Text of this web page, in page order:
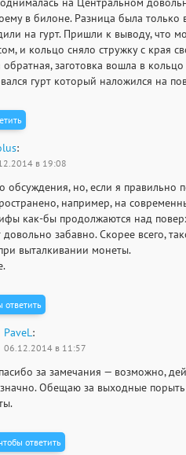
в билоне. Разница была только
на гурт. Пришли к выводу, что
и кольцо сняло стружку с края
заготовка вошла в
гурт который наложился на
:
в 19:08
обсуждения, но, если я правильно
например, на
как-бы продолжаются над
довольно забавно. Скорее всего,
выталкивании монеты.
ответить
PaveL:
06.12.2014 в 11:57
за замечания — возможно,
Обещаю за выходные порыть
ответить